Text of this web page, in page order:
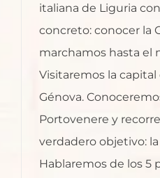
italiana de Liguria
concreto: conocer la
marchamos hasta el
Visitaremos la capital
Génova.
Portovenere y
verdadero objetivo:
Hablaremos de los 5